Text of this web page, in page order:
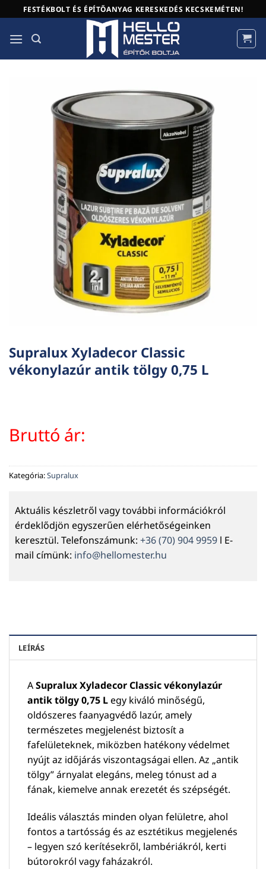
to
content
FESTÉKBOLT ÉS ÉPÍTŐANYAG KERESKEDÉS KECSKEMÉTEN!
Supralux Xyladecor Classic
vékonylazúr antik tölgy 0,75 L
Bruttó ár:
Kategória:Supralux
Aktuális készletről vagy további információkról
érdeklődjön egyszerűen elérhetőségeinken
keresztül. Telefonszámunk: +36 (70) 904 9959 l E-
mail címünk: info@hellomester.hu
LEÍRÁS
ASupralux Xyladecor Classic vékonylazúr
antik tölgy 0,75 Legy kiváló minőségű,
oldószeres faanyagvédő lazúr, amely
természetes megjelenést biztosít a
fafelületeknek, miközben hatékony védelmet
nyújt az időjárás viszontagságai ellen. Az „antik
tölgy” árnyalat elegáns, meleg tónust ad a
fának, kiemelve annak erezetét és szépségét.
Ideális választás minden olyan felületre, ahol
fontos a tartósság és az esztétikus megjelenés
– legyen szó kerítésekről, lambériákról, kerti
bútorokról vagy faházakról.